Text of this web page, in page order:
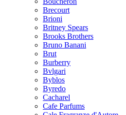
Brecourt
Brioni
Britney Spears
Brooks Brothers
Bruno Banani
Brut
Burberry
Bvlgari
Byblos
Byredo
Cacharel
Cafe Parfums